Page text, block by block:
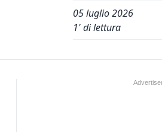
05 luglio 2026
1' di lettura